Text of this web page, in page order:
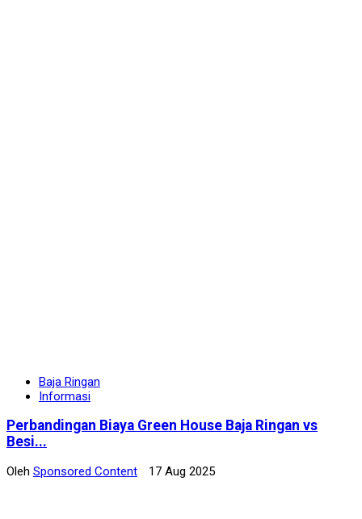
Baja Ringan
Informasi
Perbandingan Biaya Green House Baja Ringan vs
Besi...
Oleh Sponsored Content 17 Aug 2025